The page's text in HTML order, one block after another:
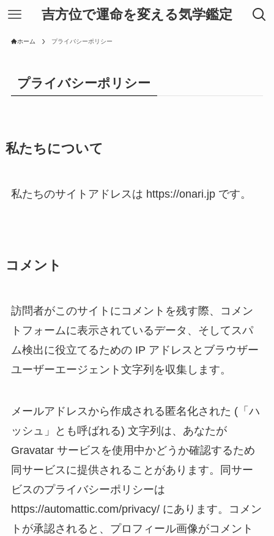
吉方位で運命を変える気学鑑定
ホーム プライバシーポリシー
プライバシーポリシー
私たちについて
私たちのサイトアドレスは https://onari.jp です。
コメント
訪問者がこのサイトにコメントを残す際、コメン
トフォームに表示されているデータ、そしてスパ
ム検出に役立てるための IP アドレスとブラウザー
ユーザーエージェント文字列を収集します。
メールアドレスから作成される匿名化された (「ハ
ッシュ」とも呼ばれる) 文字列は、あなたが
Gravatar サービスを使用中かどうか確認するため
同サービスに提供されることがあります。同サー
ビスのプライバシーポリシーは
https://automattic.com/privacy/ にあります。コメン
トが承認されると、プロフィール画像がコメント